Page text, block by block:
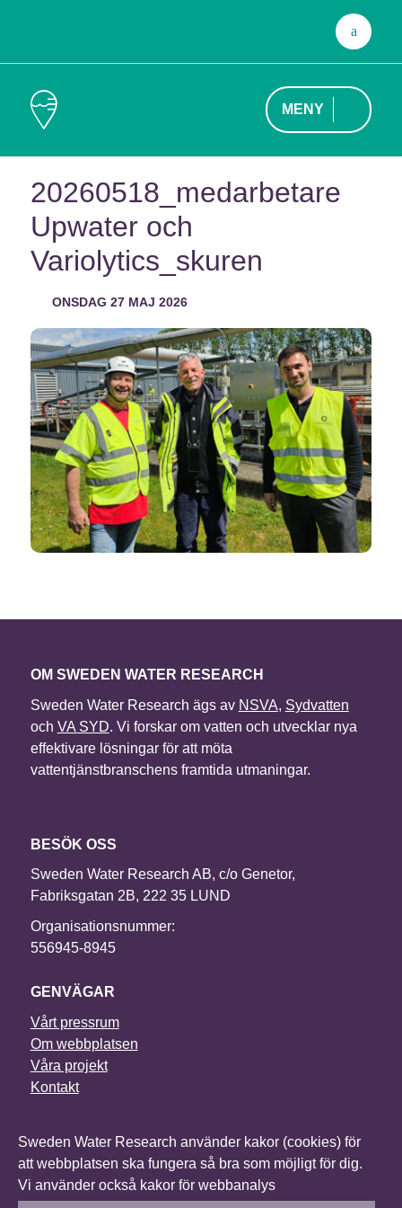
Sweden Water Research använder kakor (cookies) för
att webbplatsen ska fungera så bra som möjligt för dig.
Vi använder också kakor för webbanalys
Sök
MENY
20260518_medarbetare
Upwater och
Variolytics_skuren
ONSDAG 27 MAJ 2026
OM SWEDEN WATER RESEARCH
Sweden Water Research ägs av NSVA, Sydvatten
och VA SYD. Vi forskar om vatten och utvecklar nya
effektivare lösningar för att möta
vattentjänstbranschens framtida utmaningar.
BESÖK OSS
Sweden Water Research AB, c/o Genetor,
Fabriksgatan 2B, 222 35 LUND
Organisationsnummer:
556945-8945
GENVÄGAR
Vårt pressrum
Om webbplatsen
Våra projekt
Kontakt
I vårt nyhetsbrev får du senaste nytt om alla våra
projekt, vilka konferenser vi deltar i och mycket annat.